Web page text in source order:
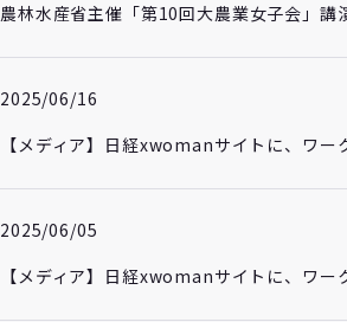
農林水産省主催「第10回大農業女子会」講
2025/06/16
【メディア】日経xwomanサイトに、ワ
2025/06/05
【メディア】日経xwomanサイトに、ワ